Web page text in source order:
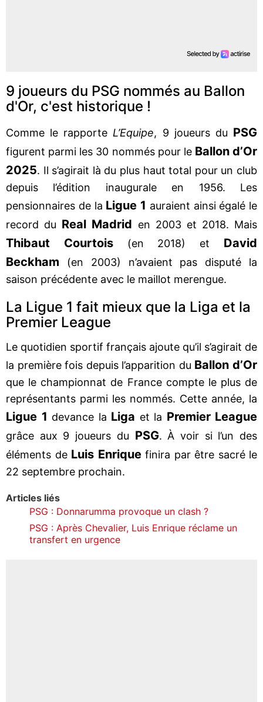
9 joueurs du PSG nommés au Ballon
d'Or, c'est historique !
Comme le rapporte L’Equipe, 9 joueurs du PSG
figurent parmi les 30 nommés pour le Ballon d’Or
2025. Il s’agirait là du plus haut total pour un club
depuis l’édition inaugurale en 1956. Les
pensionnaires de la Ligue 1 auraient ainsi égalé le
record du Real Madrid en 2003 et 2018. Mais
Thibaut Courtois(en 2018) et David
Beckham (en 2003) n’avaient pas disputé la
saison précédente avec le maillot merengue.
La Ligue 1 fait mieux que la Liga et la
Premier League
Le quotidien sportif français ajoute qu’il s’agirait de
la première fois depuis l’apparition du Ballon d’Or
que le championnat de France compte le plus de
représentants parmi les nommés. Cette année, la
Ligue 1 devance la Liga et la Premier League
grâce aux 9 joueurs du PSG. À voir si l’un des
éléments de Luis Enriquefinira par être sacré le
22 septembre prochain.
Articles liés
PSG : Donnarumma provoque un clash ?
PSG : Après Chevalier, Luis Enrique réclame un
transfert en urgence